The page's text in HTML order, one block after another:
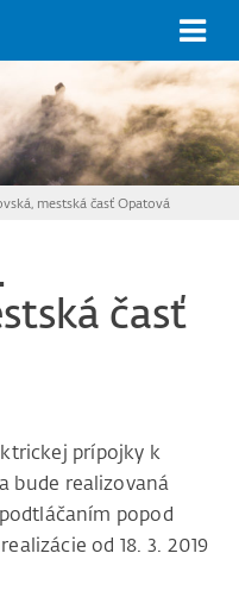
mestská časť Opatová
časť
prípojky k
bude realizovaná
popod
od 18. 3. 2019